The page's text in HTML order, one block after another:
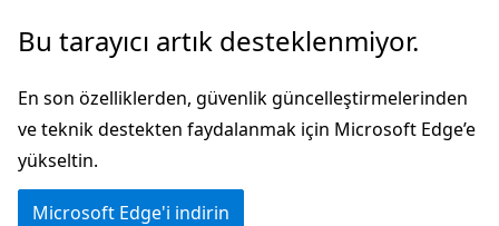
Ana
atla
Bu tarayıcı artık desteklenmiyor.
En son özelliklerden, güvenlik güncelleştirmelerinden
ve teknik destekten faydalanmak için Microsoft Edge’e
yükseltin.
Microsoft Edge'i indirin